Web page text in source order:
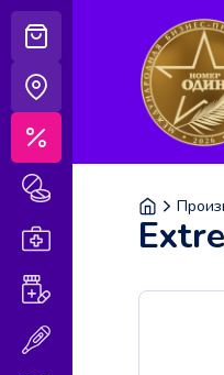
Витамины и БАДы